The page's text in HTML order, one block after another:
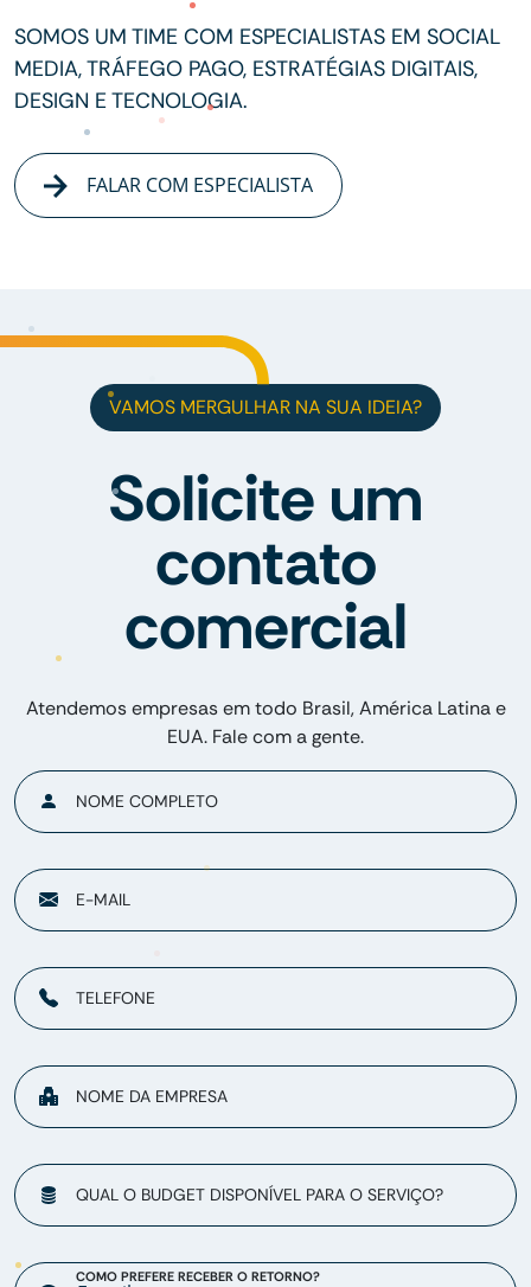
SOMOS UM TIME COM ESPECIALISTAS EM SOCIAL
MEDIA, TRÁFEGO PAGO, ESTRATÉGIAS DIGITAIS,
DESIGN E TECNOLOGIA.
FALAR COM ESPECIALISTA
VAMOS MERGULHAR NA SUA IDEIA?
Solicite um
contato
comercial
Atendemos empresas em todo Brasil, América Latina e
EUA. Fale com a gente.
NOME COMPLETO
E-MAIL
TELEFONE
NOME DA EMPRESA
QUAL O BUDGET DISPONÍVEL PARA O SERVIÇO?
COMO PREFERE RECEBER O RETORNO?